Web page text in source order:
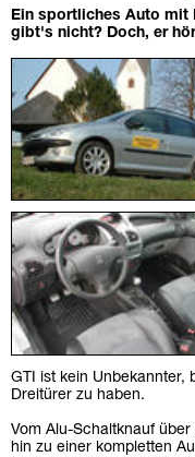
Ein sportliches Auto mit
gibt's nicht? Doch, er
GTI ist kein Unbekannter,
Dreitürer zu haben.
Vom Alu-Schaltknauf
hin zu einer kompletten